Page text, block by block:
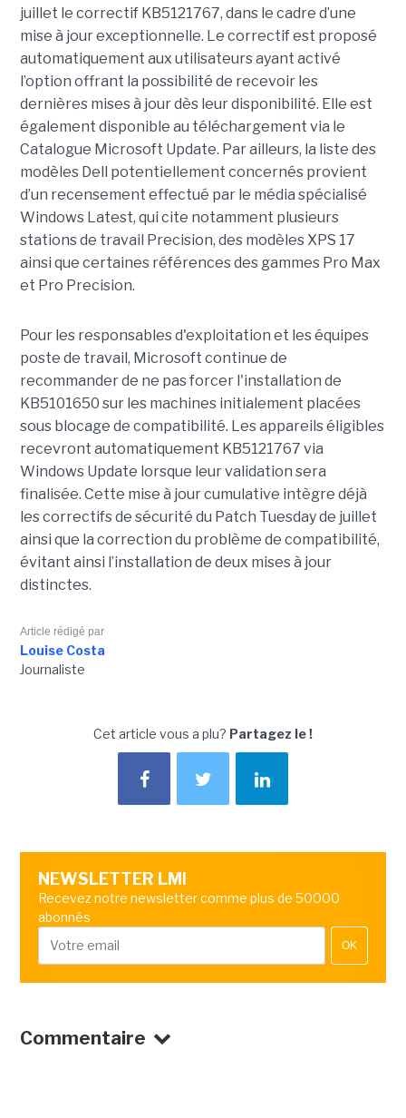
juillet le correctif KB5121767, dans le cadre d’une
mise à jour exceptionnelle. Le correctif est proposé
automatiquement aux utilisateurs ayant activé
l’option offrant la possibilité de recevoir les
dernières mises à jour dès leur disponibilité. Elle est
également disponible au téléchargement via le
Catalogue Microsoft Update. Par ailleurs, la liste des
modèles Dell potentiellement concernés provient
d’un recensement effectué par le média spécialisé
Windows Latest, qui cite notamment plusieurs
stations de travail Precision, des modèles XPS 17
ainsi que certaines références des gammes Pro Max
et Pro Precision.
Pour les responsables d'exploitation et les équipes
poste de travail, Microsoft continue de
recommander de ne pas forcer l'installation de
KB5101650 sur les machines initialement placées
sous blocage de compatibilité. Les appareils éligibles
recevront automatiquement KB5121767 via
Windows Update lorsque leur validation sera
finalisée. Cette mise à jour cumulative intègre déjà
les correctifs de sécurité du Patch Tuesday de juillet
ainsi que la correction du problème de compatibilité,
évitant ainsi l’installation de deux mises à jour
distinctes.
Article rédigé par
Louise Costa
Journaliste
Cet article vous a plu? Partagez le !
NEWSLETTER LMI
Recevez notre newsletter comme plus de 50000
abonnés
OK
Commentaire